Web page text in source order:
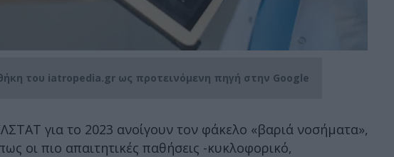
του iatropedia.gr ως προτεινόμενη πηγή στην Google
για το 2023 ανοίγουν τον φάκελο «βαριά νοσήματα»,
οι πιο απαιτητικές παθήσεις -κυκλοφορικό,